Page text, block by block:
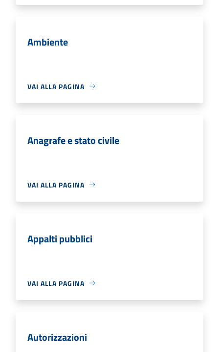
Ambiente
VAI ALLA PAGINA
Anagrafe e stato civile
VAI ALLA PAGINA
Appalti pubblici
VAI ALLA PAGINA
Autorizzazioni